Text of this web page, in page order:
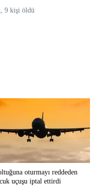
9 kişi öldü
oturmayı reddeden
uçuşu iptal ettirdi